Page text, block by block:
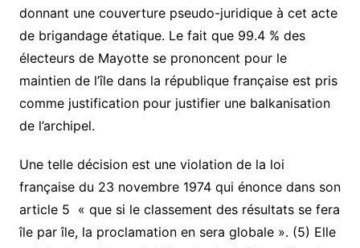
donnant une couverture pseudo-juridique à cet acte
de brigandage étatique. Le fait que 99.4 % des
électeurs de Mayotte se prononcent pour le
maintien de l’île dans la république française est pris
comme justification pour justifier une balkanisation
de l’archipel.
Une telle décision est une violation de la loi
française du 23 novembre 1974 qui énonce dans son
article 5 « que si le classement des résultats se fera
île par île, la proclamation en sera globale ». (5) Elle